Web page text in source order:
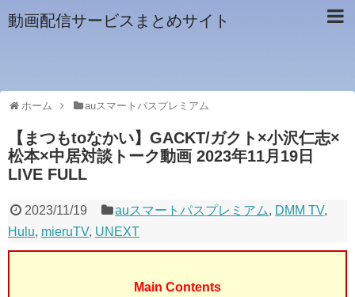
動画配信サービスまとめサイト
ホーム auスマートパスプレミアム
【まつもtoなかい】GACKT/ガクト×小沢仁志×
松本×中居対談トーク動画 2023年11月19日
LIVE FULL
2023/11/19 auスマートパスプレミアム, DMM TV,
Hulu, mieruTV, UNEXT
Main Contents